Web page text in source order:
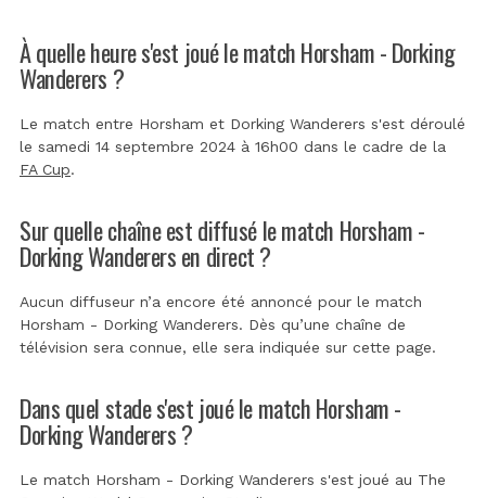
À quelle heure s'est joué le match Horsham - Dorking
Wanderers ?
Le match entre Horsham et Dorking Wanderers s'est déroulé
le samedi 14 septembre 2024 à 16h00 dans le cadre de la
FA Cup.
Sur quelle chaîne est diffusé le match Horsham -
Dorking Wanderers en direct ?
Aucun diffuseur n’a encore été annoncé pour le match
Horsham - Dorking Wanderers. Dès qu’une chaîne de
télévision sera connue, elle sera indiquée sur cette page.
Dans quel stade s'est joué le match Horsham -
Dorking Wanderers ?
Le match Horsham - Dorking Wanderers s'est joué au The